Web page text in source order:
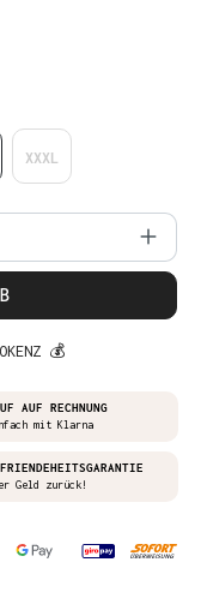
XXXL
💰
AUF RECHNUNG
mit Klarna
Geld zurück!